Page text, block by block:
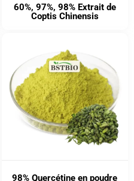
60%, 97%, 98% Extrait de
Coptis Chinensis
98% Quercétine en poudre